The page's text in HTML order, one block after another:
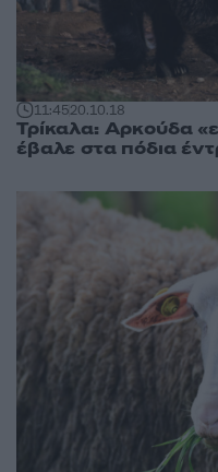
11:4520.10.18
Τρίκαλα: Αρκούδα
έβαλε στα πόδια